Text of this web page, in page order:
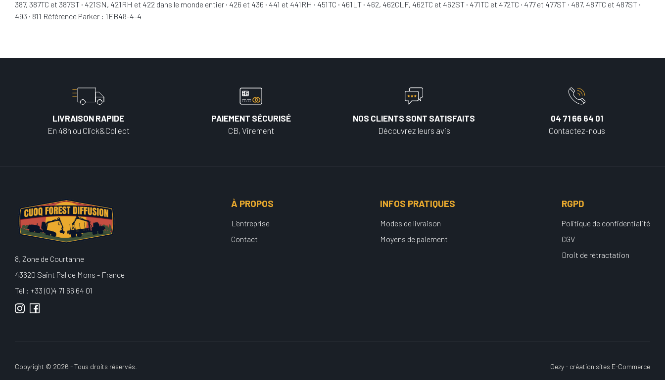
387, 387TC et 387ST · 421SN, 421RH et 422 dans le monde entier · 426 et 436 · 441 et 441RH · 451TC · 461LT · 462, 462CLF, 462TC et 462ST · 471TC et 472TC · 477 et 477ST · 487, 487TC et 487ST ·
493 · 811 Référence Parker : 1EB48-4-4
LIVRAISON RAPIDE
En 48h ou Click&Collect
PAIEMENT SÉCURISÉ
CB, Virement
NOS CLIENTS SONT SATISFAITS
Découvrez leurs avis
04 71 66 64 01
Contactez-nous
8, Zone de Courtanne
43620 Saint Pal de Mons - France
Tel : +33 (0)4 71 66 64 01
À PROPOS
L'entreprise
Contact
INFOS PRATIQUES
Modes de livraison
Moyens de paiement
RGPD
Politique de confidentialité
CGV
Droit de rétractation
Copyright © 2026 - Tous droits réservés. Gezy - création sites E-Commerce